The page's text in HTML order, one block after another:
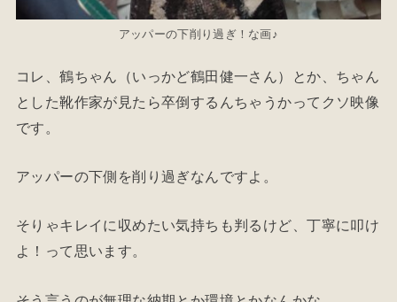
アッパーの下削り過ぎ！な画♪
コレ、鶴ちゃん（いっかど鶴田健一さん）とか、ちゃん
とした靴作家が見たら卒倒するんちゃうかってクソ映像
です。
アッパーの下側を削り過ぎなんですよ。
そりゃキレイに収めたい気持ちも判るけど、丁寧に叩け
よ！って思います。